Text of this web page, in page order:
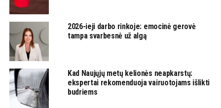
2026-ieji darbo rinkoje: emocinė gerovė
tampa svarbesnė už algą
Kad Naujųjų metų kelionės neapkarstų:
ekspertai rekomenduoja vairuotojams išlikti
budriems